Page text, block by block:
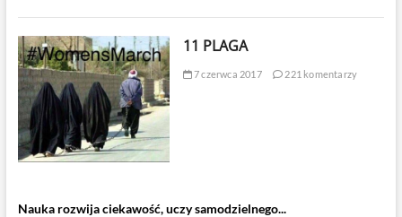
11 PLAGA
7 czerwca 2017 221 komentarzy
Nauka rozwija ciekawość, uczy samodzielnego...